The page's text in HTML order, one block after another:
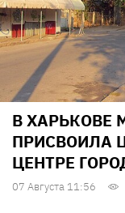
В ХАРЬКОВЕ
ПРИСВОИЛА
ЦЕНТРЕ
07 Августа 11:56